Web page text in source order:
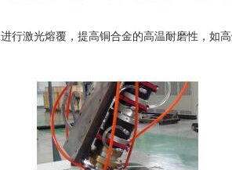
行激光熔覆，提高铜合金的高温耐磨性，如